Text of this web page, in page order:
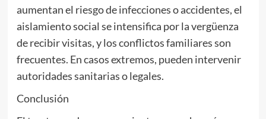
aumentan el riesgo de infecciones o accidentes, el
aislamiento social se intensifica por la vergüenza
de recibir visitas, y los conflictos familiares son
frecuentes. En casos extremos, pueden intervenir
autoridades sanitarias o legales.
Conclusión